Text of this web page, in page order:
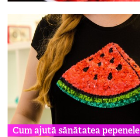
Cum ajută sănătatea